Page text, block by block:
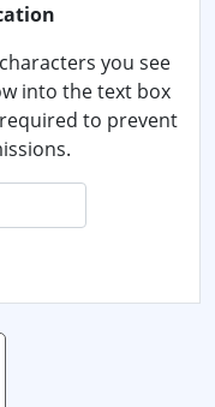
you see
into the text box
to prevent